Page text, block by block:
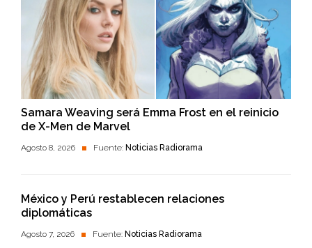
Samara Weaving será Emma Frost en el reinicio
de X-Men de Marvel
Agosto 8, 2026 Fuente: Noticias Radiorama
México y Perú restablecen relaciones
diplomáticas
Agosto 7, 2026 Fuente: Noticias Radiorama